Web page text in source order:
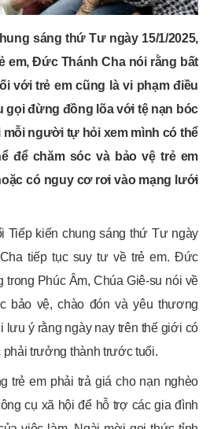
sáng thứ Tư ngày 15/1/2025,
em, Đức Thánh Cha nói rằng bất
với trẻ em cũng là vi phạm điều
gọi đừng đồng lõa với tệ nạn bóc
mỗi người tự hỏi xem mình có thể
để chăm sóc và bảo vệ trẻ em
có nguy cơ rơi vào mạng lưới
Tiếp kiến chung sáng thứ Tư ngày
tiếp tục suy tư về trẻ em. Đức
trong Phúc Âm, Chúa Giê-su nói về
bảo vệ, chào đón và yêu thương
lưu ý rằng ngày nay trên thế giới có
phải trưởng thành trước tuổi.
trẻ em phải trả giá cho nạn nghèo
cụ xã hội để hỗ trợ các gia đình